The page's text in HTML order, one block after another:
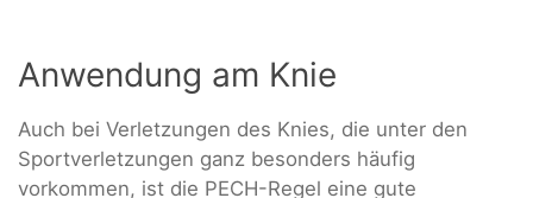
Anwendung am Knie
Auch bei Verletzungen des Knies, die unter den
Sportverletzungen ganz besonders häufig
vorkommen, ist die PECH-Regel eine gute